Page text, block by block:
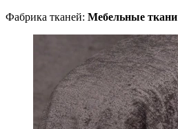
Фабрика тканей: Мебельные ткани